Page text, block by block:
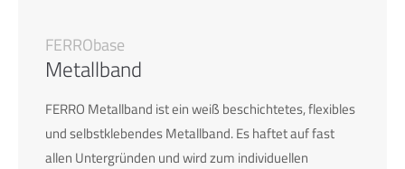
FERRObase
Metallband
FERRO Metallband ist ein weiß beschichtetes, flexibles
und selbstklebendes Metallband. Es haftet auf fast
allen Untergründen und wird zum individuellen